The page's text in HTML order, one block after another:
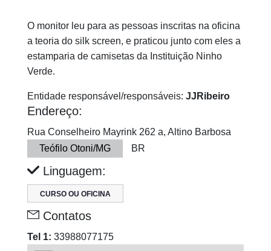
O monitor leu para as pessoas inscritas na oficina
a teoria do silk screen, e praticou junto com eles a
estamparia de camisetas da Instituição Ninho
Verde.
Entidade responsável/responsáveis: JJRibeiro
Endereço:
Rua Conselheiro Mayrink 262 a, Altino Barbosa
Teófilo Otoni/MG
BR
Linguagem:
CURSO OU OFICINA
Contatos
Tel 1: 33988077175